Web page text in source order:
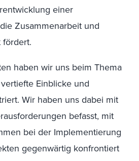
einer
Zusammenarbeit und
haben wir uns beim Thema
Einblicke und
Wir haben uns dabei mit
befasst, mit
bei der Implementierung
gegenwärtig konfrontiert